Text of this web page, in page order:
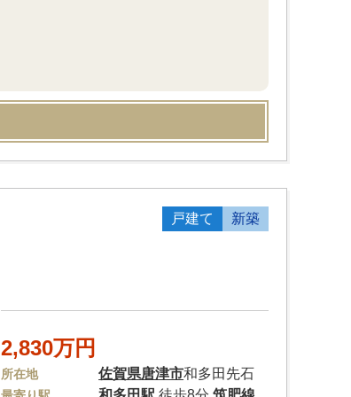
戸建て 新築
2,830万円
所在地 佐賀県唐津市和多田先石